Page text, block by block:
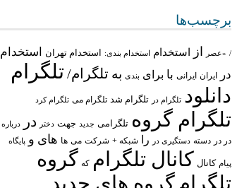
برچسب‌ها
/ «عصر از استخدام استخدام بندی: استخدام تهران
استخدام
در
ایران ایرانی با برای بندی به تلگرام/ تلگرام
دانلود تلگرام در تلگرام شد تلگرام می تلگرام کرد
تلگرام گروه تلگرامی جدید جهت دختر در درباره
در در دسته دستگیری در را شبکه + شرکت می ها های و پایگاه
پیام کانال کانال تلگرام که گروه
تلگرام گروه های جدید